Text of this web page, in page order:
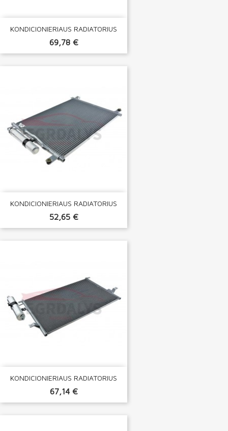
KONDICIONIERIAUS RADIATORIUS
69,78 €
KONDICIONIERIAUS RADIATORIUS
52,65 €
KONDICIONIERIAUS RADIATORIUS
67,14 €